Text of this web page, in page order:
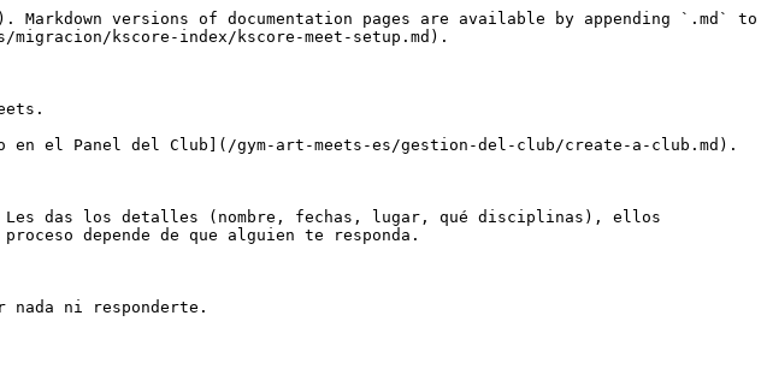
versions of documentation pages are available by appending `.md` to
kscore-index/kscore-meet-setup.md).
en el Panel del Club](/gym-art-meets-es/gestion-del-club/create-a-club.md).
Les das los detalles (nombre, fechas, lugar, qué disciplinas), ellos
depende de que alguien te responda.
nada ni responderte.